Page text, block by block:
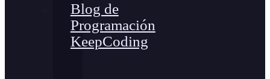
Blog de
Programación
KeepCoding